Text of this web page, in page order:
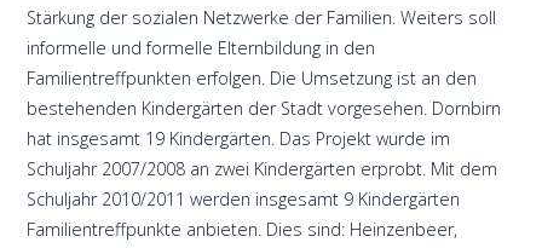
Stärkung der sozialen Netzwerke der Familien. Weiters soll
informelle und formelle Elternbildung in den
Familientreffpunkten erfolgen. Die Umsetzung ist an den
bestehenden Kindergärten der Stadt vorgesehen. Dornbirn
hat insgesamt 19 Kindergärten. Das Projekt wurde im
Schuljahr 2007/2008 an zwei Kindergärten erprobt. Mit dem
Schuljahr 2010/2011 werden insgesamt 9 Kindergärten
Familientreffpunkte anbieten. Dies sind: Heinzenbeer,